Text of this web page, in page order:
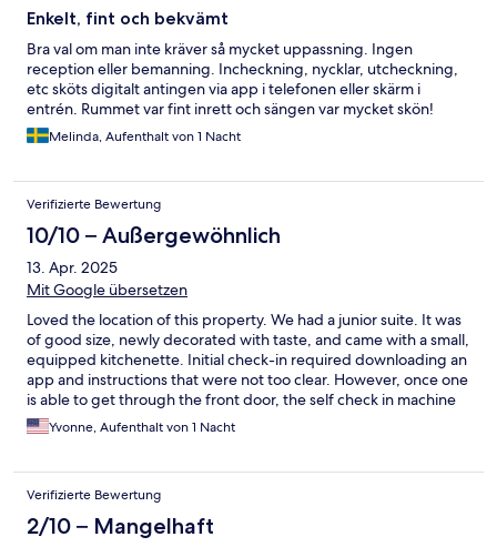
Enkelt, fint och bekvämt
Bra val om man inte kräver så mycket uppassning. Ingen
reception eller bemanning. Incheckning, nycklar, utcheckning,
etc sköts digitalt antingen via app i telefonen eller skärm i
entrén. Rummet var fint inrett och sängen var mycket skön!
Melinda, Aufenthalt von 1 Nacht
Verifizierte Bewertung
10/10 – Außergewöhnlich
13. Apr. 2025
Mit Google übersetzen
Loved the location of this property. We had a junior suite. It was
of good size, newly decorated with taste, and came with a small,
equipped kitchenette. Initial check-in required downloading an
app and instructions that were not too clear. However, once one
is able to get through the front door, the self check in machine
worked rather well. All in all, we enjoyed our two short stays.
Yvonne, Aufenthalt von 1 Nacht
Verifizierte Bewertung
2/10 – Mangelhaft